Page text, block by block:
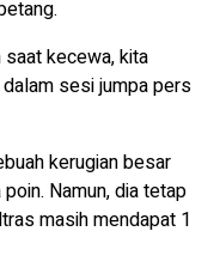
saat kecewa, kita
dalam sesi jumpa pers
kerugian besar
Namun, dia tetap
masih mendapat 1